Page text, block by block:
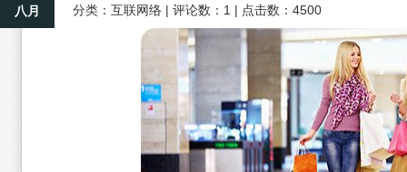
八月 分类： 互联网络 | 评论数：1 | 点击数：4500